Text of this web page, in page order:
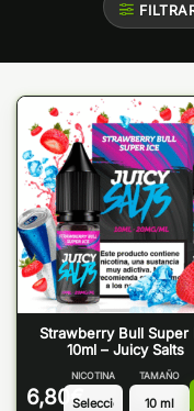
Strawberry Bull Super
10ml – Juicy Salts
6,80 €
NICOTINA TAMAÑO